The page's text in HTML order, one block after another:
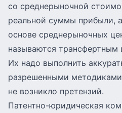
со среднерыночной
реальной суммы прибыли,
основе среднерыночных
называются трансфертным
Их надо выполнить
разрешенными
не возникло претензий.
Патентно-юридическая